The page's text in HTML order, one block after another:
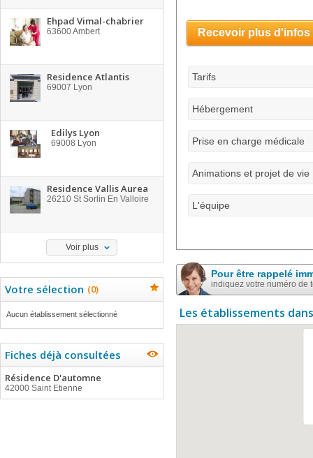
Ehpad Vimal-chabrier
63600Ambert
Residence Atlantis
69007 Lyon
Edilys Lyon
69008 Lyon
Residence Vallis Aurea
26210 St Sorlin En Valloire
Voir plus
Votre sélection (0)
Aucun établissement sélectionné
Fiches déjà consultées
Résidence D'automne
42000 Saint Etienne
Recevoir plus d'infos
Tarifs
Hébergement
Prise en charge médicale
Animations et projet de vie
L'équipe
Pour être rappelé
indiquez votre numéro de
Les établissements